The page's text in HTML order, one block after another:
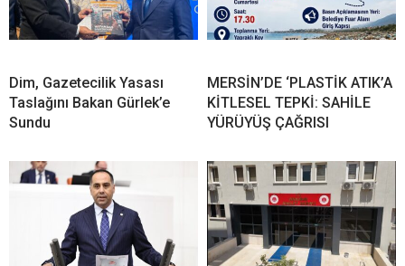
Dim, Gazetecilik Yasası
Taslağını Bakan Gürlek’e
Sundu
MERSİN’DE ‘PLASTİK ATIK’A
KİTLESEL TEPKİ: SAHİLE
YÜRÜYÜŞ ÇAĞRISI